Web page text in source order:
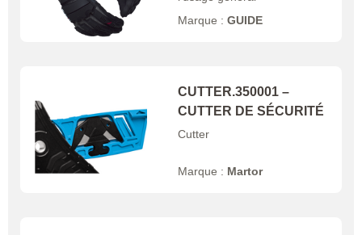
Marque :GUIDE
CUTTER.350001 –
CUTTER DE SÉCURITÉ
Cutter
Marque : Martor